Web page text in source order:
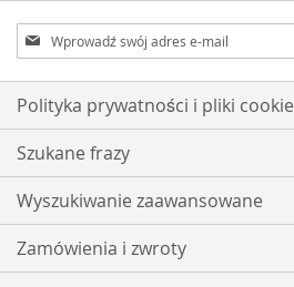
Subskrybuj
nasz
newsletter:
Polityka prywatności i pliki cookie
Szukane frazy
Wyszukiwanie zaawansowane
Zamówienia i zwroty